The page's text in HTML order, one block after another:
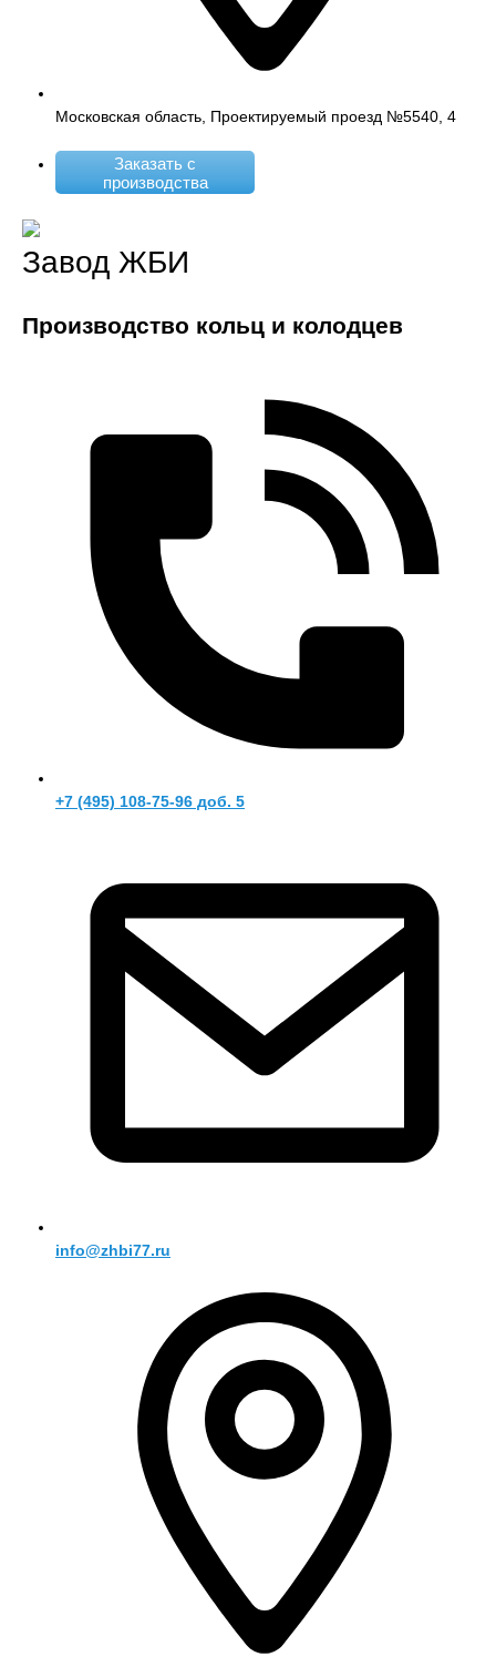
Московская область, Проектируемый проезд №5540, 4
Заказать с
производства
Завод ЖБИ
Производство кольц и колодцев
+7 (495) 108-75-96 доб. 5
info@zhbi77.ru